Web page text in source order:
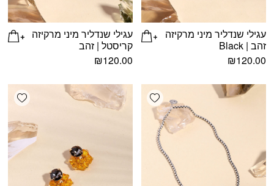
עגילי שנדליר מיני מרקיזה
זהב | Black
₪120.00
עגילי שנדליר מיני מרקיזה
קריסטל | זהב
₪120.00
Add wishlist